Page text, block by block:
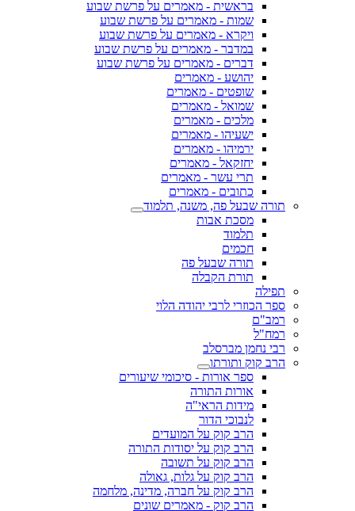
בראשית - מאמרים על פרשת שבוע
שמות - מאמרים על פרשת שבוע
ויקרא - מאמרים על פרשת שבוע
במדבר - מאמרים על פרשת שבוע
דברים - מאמרים על פרשת שבוע
יהושע - מאמרים
שופטים - מאמרים
שמואל - מאמרים
מלכים - מאמרים
ישעיהו - מאמרים
ירמיהו - מאמרים
יחזקאל - מאמרים
תרי עשר - מאמרים
כתובים - מאמרים
תורה שבעל פה, משנה, תלמוד
מסכת אבות
תלמוד
חכמים
תורה שבעל פה
תורת הקבלה
תפילה
ספר הכוזרי לרבי יהודה הלוי
רמב"ם
רמח"ל
רבי נחמן מברסלב
הרב קוק ותורתו
ספר אורות - סיכומי שיעורים
אורות התורה
מידות הראי"ה
לנבוכי הדור
הרב קוק על המועדים
הרב קוק על יסודות התורה
הרב קוק על תשובה
הרב קוק על גלות, גאולה
הרב קוק על חברה, מדינה, מלחמה
הרב קוק - מאמרים שונים